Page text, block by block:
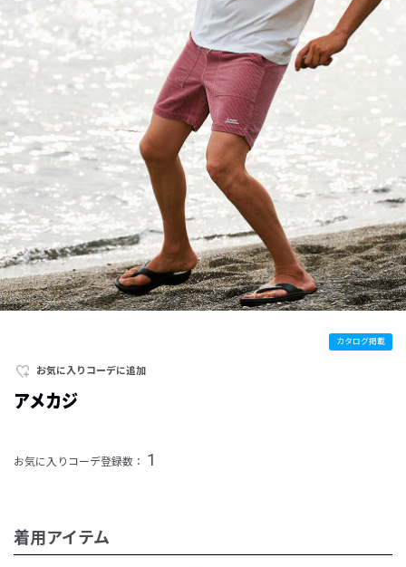
カタログ掲載
お気に入りコーデに追加
アメカジ
お気に入りコーデ登録数： 1
着用アイテム